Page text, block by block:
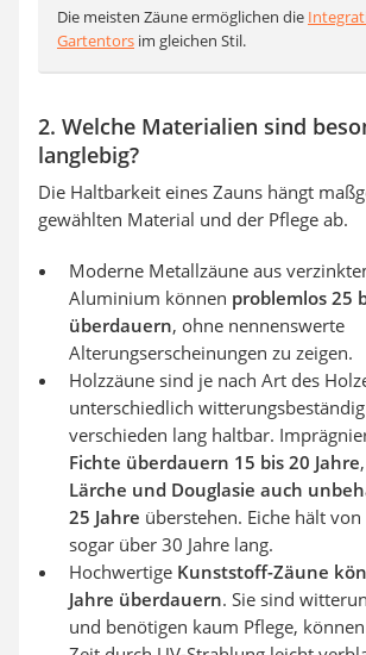
Die meisten Zäune ermöglichen die
Gartentors im gleichen Stil.
2. Welche Materialien sind
langlebig?
Die Haltbarkeit eines Zauns hängt
gewählten Material und der Pflege ab.
Moderne Metallzäune aus
Aluminium können problemlos 25
überdauern, ohne nennenswerte
Alterungserscheinungen zu zeigen.
Holzzäune sind je nach Art des
unterschiedlich
verschieden lang haltbar.
Fichte überdauern 15 bis 20 Jahre
Lärche und Douglasie auch
25 Jahre überstehen. Eiche hält
sogar über 30 Jahre lang.
Hochwertige Kunststoff-Zäune
Jahre überdauern. Sie sind
und benötigen kaum Pflege,